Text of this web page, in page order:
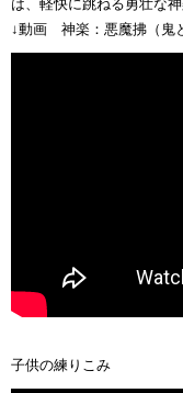
は、軽快に跳ねる勇壮な
↓動画 神楽：悪魔拂（鬼
子供の練りこみ